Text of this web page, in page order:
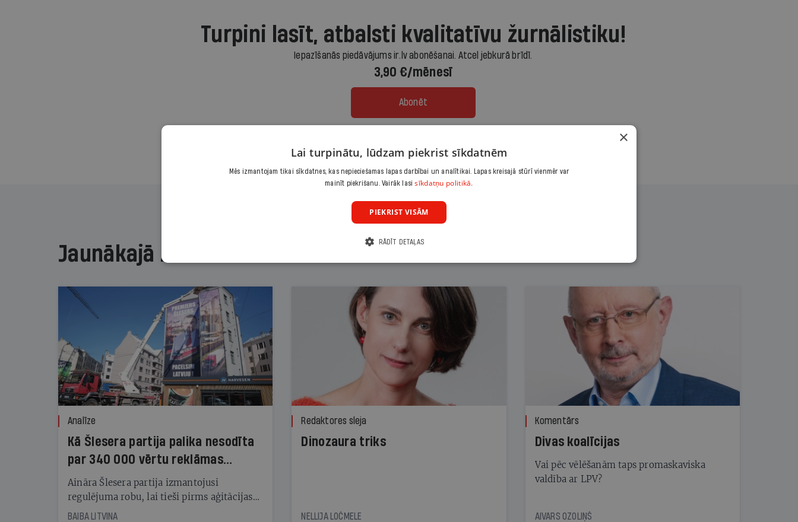
Turpini lasīt, atbalsti kvalitatīvu žurnālistiku!
Iepazīšanās piedāvājums ir.lv abonēšanai. Atcel jebkurā brīdī.
3,90 €/mēnesī
Abonēt
Jaunākajā žurnālā
Analīze
Kā Šlesera partija palika nesodīta
par 340 000 vērtu reklāmas
kampaņu
Aināra Šlesera partija izmantojusi
regulējuma robu, lai tieši pirms aģitācijas
starta izreklamētos par summu, kas
BAIBA LITVINA
Redaktores sleja
Dinozaura triks
NELLIJA LOČMELE
Komentārs
Divas koalīcijas
Vai pēc vēlēšanām taps promaskaviska
valdība ar LPV?
AIVARS OZOLIŅŠ
×
Lai turpinātu, lūdzam piekrist sīkdatnēm
Mēs izmantojam tikai sīkdatnes, kas nepieciešamas lapas darbībai un analītikai. Lapas kreisajā stūrī vienmēr var
mainīt piekrišanu. Vairāk lasisīkdatņu politikā.
PIEKRIST VISĀM
RĀDĪT DETAĻAS